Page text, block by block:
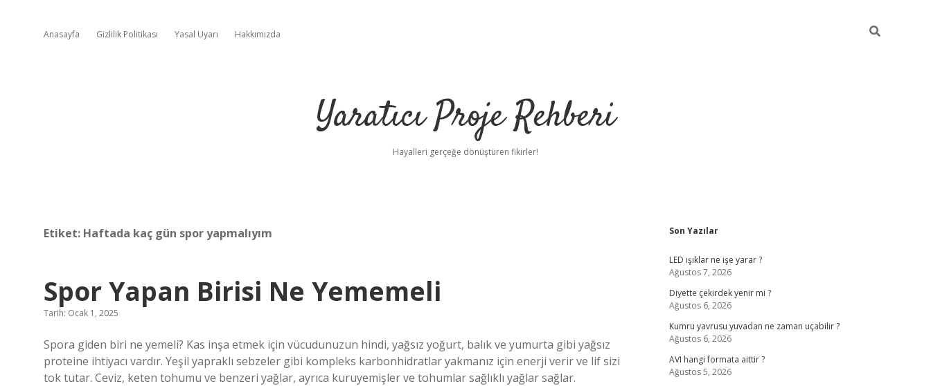
Anasayfa Gizlilik Politikası Yasal Uyarı Hakkımızda
Yaratıcı Proje Rehberi
Hayalleri gerçeğe dönüştüren fikirler!
Etiket: Haftada kaç gün spor yapmalıyım
Spor Yapan Birisi Ne Yememeli
Tarih: Ocak 1, 2025
Spora giden biri ne yemeli? Kas inşa etmek için vücudunuzun hindi, yağsız yoğurt, balık ve yumurta gibi yağsız
proteine ​​ihtiyacı vardır. Yeşil yapraklı sebzeler gibi kompleks karbonhidratlar yakmanız için enerji verir ve lif sizi
tok tutar. Ceviz, keten tohumu ve benzeri yağlar, ayrıca kuruyemişler ve tohumlar sağlıklı yağlar sağlar.
Sidebar
Son Yazılar
LED ışıklar ne işe yarar ?
Ağustos 7, 2026
Diyette çekirdek yenir mi ?
Ağustos 6, 2026
Kumru yavrusu yuvadan ne zaman uçabilir ?
Ağustos 6, 2026
AVI hangi formata aittir ?
Ağustos 5, 2026